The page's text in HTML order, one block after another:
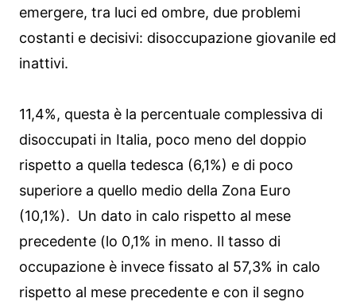
emergere, tra luci ed ombre, due problemi
costanti e decisivi: disoccupazione giovanile ed
inattivi.
11,4%, questa è la percentuale complessiva di
disoccupati in Italia, poco meno del doppio
rispetto a quella tedesca (6,1%) e di poco
superiore a quello medio della Zona Euro
(10,1%). Un dato in calo rispetto al mese
precedente (lo 0,1% in meno. Il tasso di
occupazione è invece fissato al 57,3% in calo
rispetto al mese precedente e con il segno